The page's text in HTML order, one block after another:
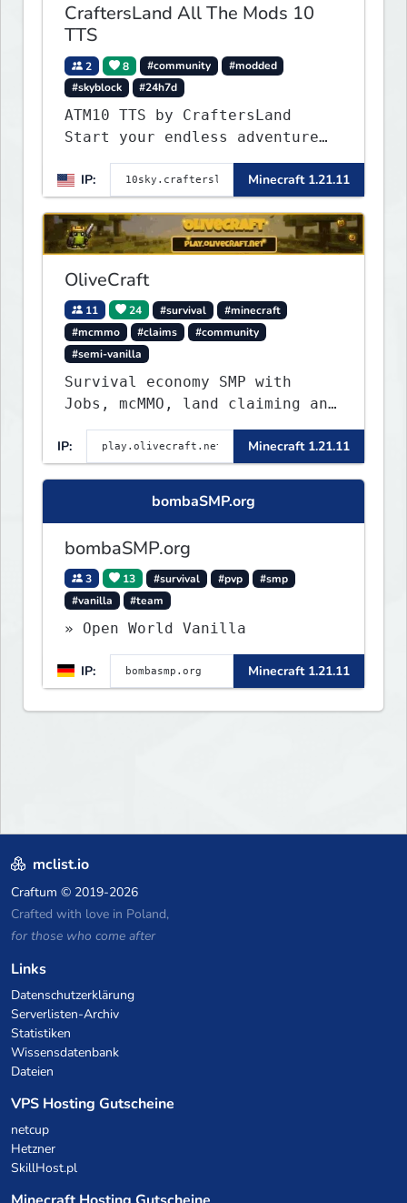
CraftersLand All The Mods 10
TTS
2 8 #community
#modded
#skyblock
#24h7d
ATM10 TTS by CraftersLand
Start your endless adventure
now! v2.0.2
IP:
Minecraft 1.21.11
OliveCraft
11 24 #survival
#minecraft
#mcmmo
#claims
#community
#semi-vanilla
Survival economy SMP with
Jobs, mcMMO, land claiming and
a custom tower dungeon. Not
vanilla, but survival-first
with a friendly community and
enough content to keep you
busy long term.
IP: Minecraft 1.21.11
bombaSMP.org
bombaSMP.org
3 13 #survival #pvp
#smp
#vanilla
#team
» Open World Vanilla
IP: Minecraft 1.21.11
mclist.io
Craftum © 2019-2026
Crafted with love in Poland,
for those who come after
Links
Datenschutzerklärung
Serverlisten-Archiv
Statistiken
Wissensdatenbank
Dateien
VPS Hosting Gutscheine
netcup
Hetzner
SkillHost.pl